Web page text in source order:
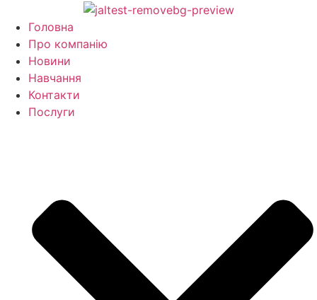
вмісту
Головна
Про компанію
Новини
Навчання
Контакти
Послуги